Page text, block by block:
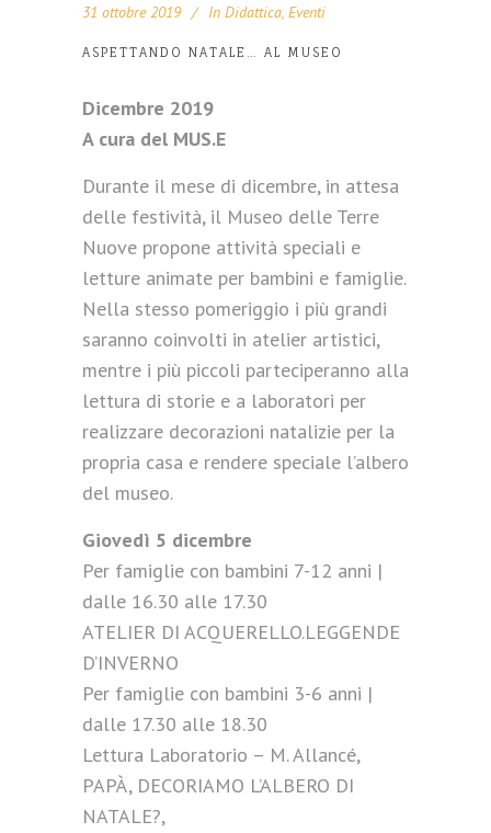
31 ottobre 2019 In Didattica, Eventi
ASPETTANDO NATALE… AL MUSEO
Dicembre 2019
A cura del MUS.E
Durante il mese di dicembre, in attesa
delle festività, il Museo delle Terre
Nuove propone attività speciali e
letture animate per bambini e famiglie.
Nella stesso pomeriggio i più grandi
saranno coinvolti in atelier artistici,
mentre i più piccoli parteciperanno alla
lettura di storie e a laboratori per
realizzare decorazioni natalizie per la
propria casa e rendere speciale l’albero
del museo.
Giovedì 5 dicembre
Per famiglie con bambini 7-12 anni |
dalle 16.30 alle 17.30
ATELIER DI ACQUERELLO.LEGGENDE
D’INVERNO
Per famiglie con bambini 3-6 anni |
dalle 17.30 alle 18.30
Lettura Laboratorio – M. Allancé,
PAPÀ, DECORIAMO L’ALBERO DI
NATALE?,